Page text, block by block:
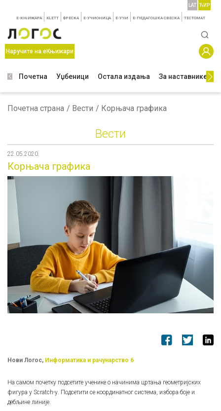
E-КЊИЖАРА KLETT ФРЕСКА E-УЧИОНИЦА E-УЧИ Е-ПЕДАГОШКА СВЕСКА TЕСТОМАТ
LAT ЋИР
Наручите на еКњижари
Почетна Уџбеници Остала издања За наставнике
Почетна страна Вести Корњача графика
Вести
22.05.2020.
Корњача графика
Нови Логос, Информатика и рачунарство 6
На самом почетку подсетите ученике о начинима цртања геометријских
фигура у Scratch-у. Подсетити се координатног система, избора боје и
дебљине линије.